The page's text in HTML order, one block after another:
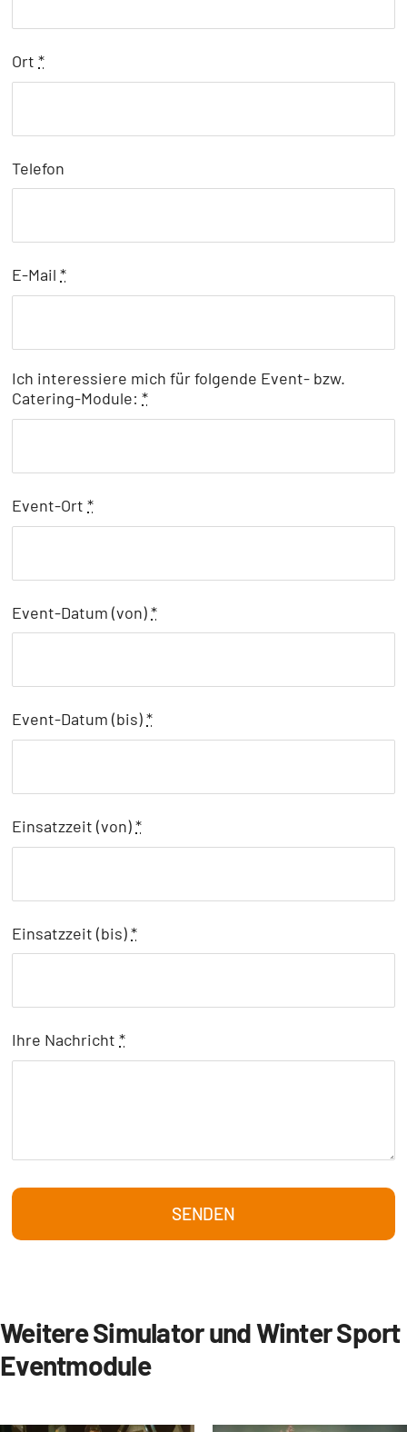
Ort*
Telefon
E-Mail*
Ich interessiere mich für folgende Event- bzw.
Catering-Module:*
Event-Ort*
Event-Datum (von)*
Event-Datum (bis)*
Einsatzzeit (von)*
Einsatzzeit (bis)*
Ihre Nachricht*
SENDEN
Weitere Simulator und Winter Sport
Eventmodule